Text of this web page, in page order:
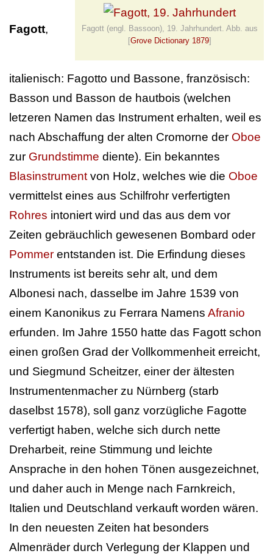
Fagott (engl. Bassoon), 19. Jahrhundert. Abb. aus
[Grove Dictionary 1879]
Fagott,
italienisch: Fagotto und Bassone, französisch:
Basson und Basson de hautbois (welchen
letzeren Namen das Instrument erhalten, weil es
nach Abschaffung der alten Cromorne der Oboe
zur Grundstimme diente). Ein bekanntes
Blasinstrument von Holz, welches wie die Oboe
vermittelst eines aus Schilfrohr verfertigten
Rohres intoniert wird und das aus dem vor
Zeiten gebräuchlich gewesenen Bombard oder
Pommer entstanden ist. Die Erfindung dieses
Instruments ist bereits sehr alt, und dem
Albonesi nach, dasselbe im Jahre 1539 von
einem Kanonikus zu Ferrara Namens Afranio
erfunden. Im Jahre 1550 hatte das Fagott schon
einen großen Grad der Vollkommenheit erreicht,
und Siegmund Scheitzer, einer der ältesten
Instrumentenmacher zu Nürnberg (starb
daselbst 1578), soll ganz vorzügliche Fagotte
verfertigt haben, welche sich durch nette
Dreharbeit, reine Stimmung und leichte
Ansprache in den hohen Tönen ausgezeichnet,
und daher auch in Menge nach Farnkreich,
Italien und Deutschland verkauft worden wären.
In den neuesten Zeiten hat besonders
Almenräder durch Verlegung der Klappen und